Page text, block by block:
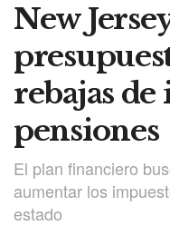
New
rebajas
pensiones
El plan financiero
aumentar los
estado